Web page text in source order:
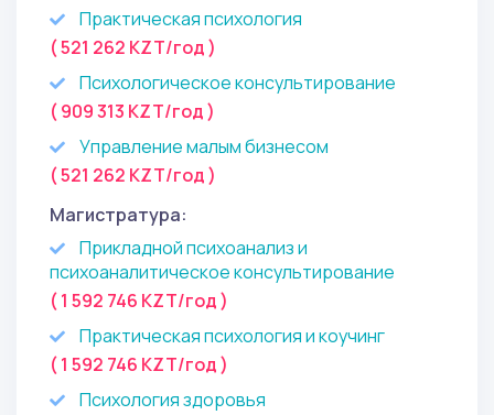
Практическая психология
( 521 262 KZT/год )
Психологическое консультирование
( 909 313 KZT/год )
Управление малым бизнесом
( 521 262 KZT/год )
Магистратура:
Прикладной психоанализ и
психоаналитическое консультирование
( 1 592 746 KZT/год )
Практическая психология и коучинг
( 1 592 746 KZT/год )
Психология здоровья